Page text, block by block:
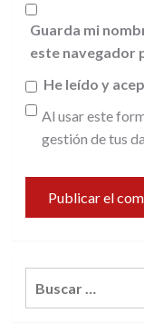
Guarda mi
este navegador
He leído y
Al usar este
gestión de tus